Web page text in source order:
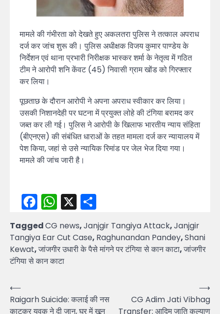
मामले की गंभीरता को देखते हुए अकलतरा पुलिस ने तत्काल अपराध
दर्ज कर जांच शुरू की। पुलिस अधीक्षक विजय कुमार पाण्डेय के
निर्देशन एवं थाना प्रभारी निरीक्षक भास्कर शर्मा के नेतृत्व में गठित
टीम ने आरोपी शनि केंवट (45) निवासी ग्राम खोंड को गिरफ्तार
कर लिया।
पूछताछ के दौरान आरोपी ने अपना अपराध स्वीकार कर लिया।
उसकी निशानदेही पर घटना में प्रयुक्त लोहे की टंगिया बरामद कर
जब्त कर ली गई। पुलिस ने आरोपी के खिलाफ भारतीय न्याय संहिता
(बीएनएस) की संबंधित धाराओं के तहत मामला दर्ज कर न्यायालय में
पेश किया, जहां से उसे न्यायिक रिमांड पर जेल भेज दिया गया।
मामले की जांच जारी है।
Facebook
WhatsApp
X
TaggedCG news,Janjgir Tangiya Attack,Janjgir
Tangiya Ear Cut Case, Raghunandan Pandey,Shani
Kewat,जांजगीर उधारी के पैसे मांगने पर टंगिया से कान काटा,जांजगीर
टंगिया से कान काटा
Post
navigation
⟵
Raigarh Suicide: कलाई की नस
काटकर युवक ने दी जान, घर में खून
CG Adim Jati Vibhag
Transfer: आदिम जाति कल्याण
⟶